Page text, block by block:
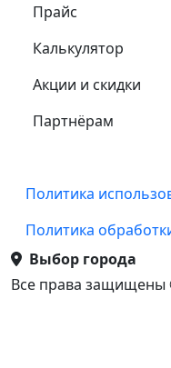
Прайс
Калькулятор
Акции и скидки
Партнёрам
Подвал
Политика
Политика
Выбор города
Все права защищены